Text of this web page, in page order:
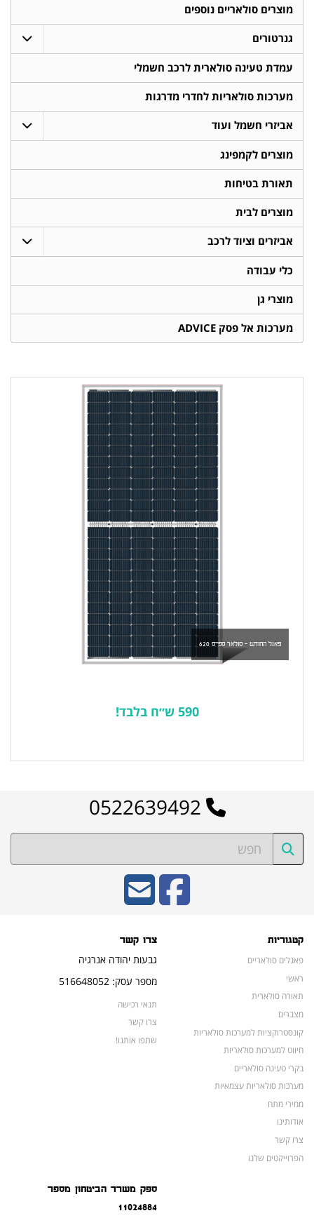
מוצרים סולאריים נוספים
גנרטורים
עמדת טעינה סולארית לרכב חשמלי
מערכות סולאריות לחדרי מדרגות
אביזרי חשמל ועוד
מוצרים לקמפינג
תאורת בטיחות
מוצרים לבית
אביזרים וציוד לרכב
כלי עבודה
מוצרי גן
מערכות אל פסק ADVICE
פאנל החודש - סולאר ספייס 620
590 ש״ח בלבד!
קטגוריות
פאנלים סולאריים
ראשי
תאורה סולארית
מצברים
קונסטרוקציות למערכות סולאריות
חיווט למערכות סולאריות
בקרי טעינה סולאריים
מערכות סולאריות עצמאיות
ממירי מתח
אודותינו
צרו קשר
הפרוייקטים שלנו
צרו קשר
גבעות יהודה אנרגיה
מספר עסק: 516648052
תנאי רכישה
צרו קשר
שתפו אותנו!
ספק משרד הביטחון מספר
11024884